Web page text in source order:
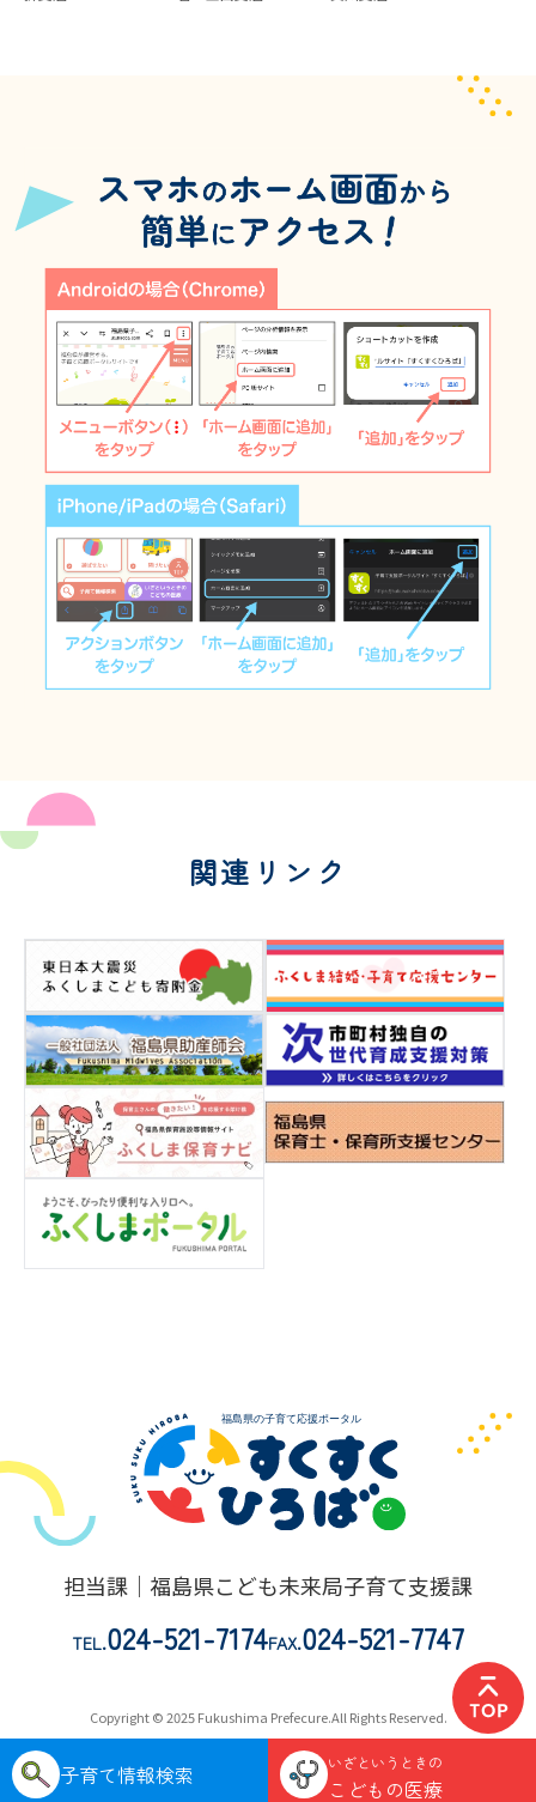
関連リンク
担当課｜福島県こども未来局子育て支援課
TEL.024-521-7174FAX.024-521-7747
Copyright © 2025 Fukushima Prefecure.All Rights Reserved.
子育て情報検索 いざというときの
こどもの医療